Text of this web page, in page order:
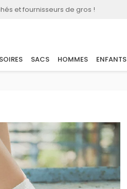
et fournisseurs de gros !
SACS HOMMES ENFANTS